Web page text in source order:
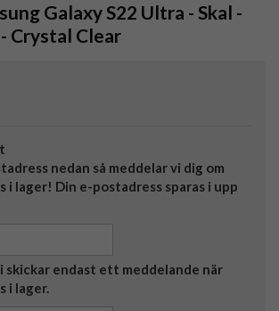
Galaxy S22 Ultra - Skal -
Crystal Clear
nedan så meddelar vi dig om
i lager! Din e-postadress sparas i upp
skickar endast ett meddelande när
i lager.